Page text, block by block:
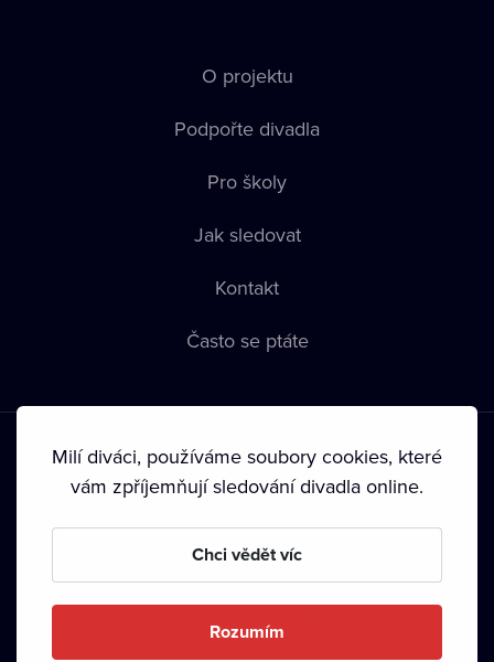
O projektu
Podpořte divadla
Pro školy
Jak sledovat
Kontakt
Často se ptáte
Podmínky používání • Ochrana soukromí • Zásady používání
• Autorská práva•
Milí diváci, používáme soubory cookies, které
vám zpříjemňují sledování divadla online.
Chci vědět víc
Rozumím